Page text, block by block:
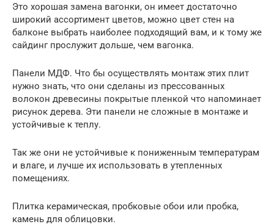
Это хорошая замена вагонки, он имеет достаточно
широкий ассортимент цветов, можно цвет стен на
балконе выбрать наиболее подходящий вам, и к тому же
сайдинг прослужит дольше, чем вагонка.
Панели МДФ. Что бы осуществлять монтаж этих плит
нужно знать, что они сделаны из прессованных
волокон древесины покрытые пленкой что напоминает
рисунок дерева. Эти панели не сложные в монтаже и
устойчивые к теплу.
Так же они не устойчивые к пониженным температурам
и влаге, и лучше их использовать в утепленных
помещениях.
Плитка керамическая, пробковые обои или пробка,
камень для облицовки.